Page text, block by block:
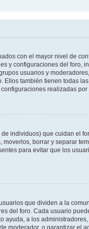
con el mayor nivel de
y configuraciones del foro,
usuarios y
Ellos también tienen todas
realizadas
individuos) que cuidan el
borrar y separar
para evitar que los
que dividen a la
del foro. Cada usuario
ayuda, a los